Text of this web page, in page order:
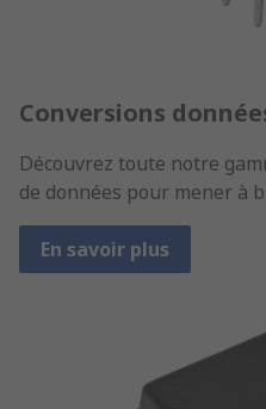
Conversions
Découvrez toute notre
de données pour mener à
En savoir plus